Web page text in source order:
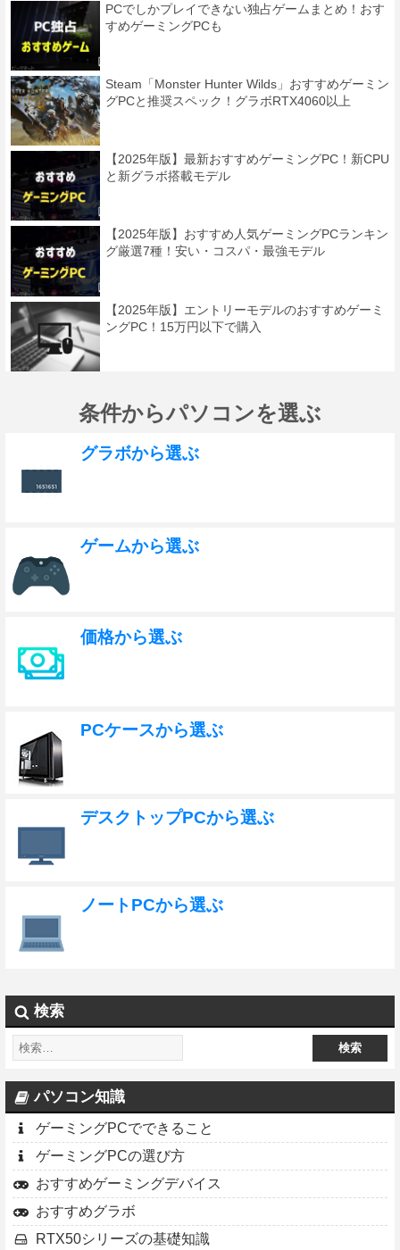
PCでしかプレイできない独占ゲームまとめ！おす
すめゲーミングPCも
Steam「Monster Hunter Wilds」おすすめゲーミン
グPCと推奨スペック！グラボRTX4060以上
【2025年版】最新おすすめゲーミングPC！新CPU
と新グラボ搭載モデル
【2025年版】おすすめ人気ゲーミングPCランキン
グ厳選7種！安い・コスパ・最強モデル
【2025年版】エントリーモデルのおすすめゲーミ
ングPC！15万円以下で購入
条件からパソコンを選ぶ
グラボから選ぶ
ゲームから選ぶ
価格から選ぶ
PCケースから選ぶ
デスクトップPCから選ぶ
ノートPCから選ぶ
検索
パソコン知識
ゲーミングPCでできること
ゲーミングPCの選び方
おすすめゲーミングデバイス
おすすめグラボ
RTX50シリーズの基礎知識